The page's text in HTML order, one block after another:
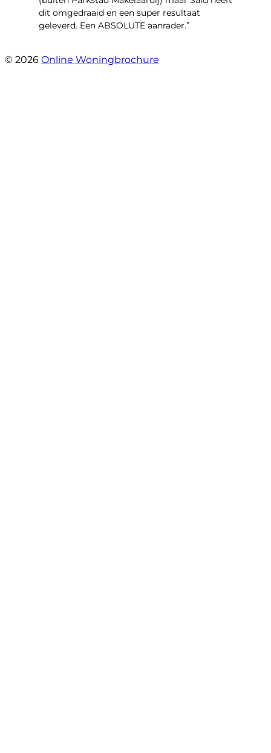
dit omgedraaid en een super resultaat
geleverd. Een ABSOLUTE aanrader.”
© 2026 Online Woningbrochure